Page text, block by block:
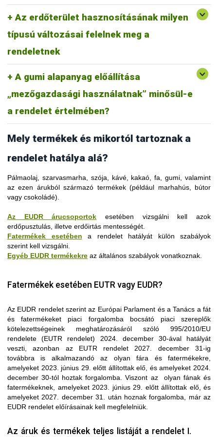
Az erdőterület hasznosításának milyen
típusú változásai felelnek meg a
rendeletnek
fogalommeghatározása nem vonatkozik az egyéb célú,
például városfejlesztés vagy infrastruktúra céljára történő
amelyet jogszerűen vágtak ki útépítés céljából, megfelel a
rendeletnek.
A gumi alapanyag előállítása
„mezőgazdasági használatnak” minősül-e
a rendelet értelmében?
szerinti „mezőgazdasági ültetvény” fogalommeghatározás alá
tartozik, amely „olyan földterület, amelyen mezőgazdasági
termelési rendszerek faállománya - így például
gyümölcsültetvények, olajpálma-ültetvények, olajfaültetvények,
agrár-erdészeti rendszerek - található”.
Ez a fogalommeghatározás magában foglalja a fától eltérő,
releváns áruk ültetvényeit. A mezőgazdasági ültetvények nem
gumifa-ültetvénnyel való helyettesítése a rendelet értelmében
erdőirtásnak minősül.
Mely termékek és mikortól tartoznak a
rendelet hatálya alá?
Pálmaolaj, szarvasmarha, szója, kávé, kakaó, fa, gumi, valamint
az ezen árukból származó termékek (például marhahús, bútor
vagy csokoládé).
Az EUDR árucsoportok esetében vizsgálni kell azok
erdőpusztulás, illetve erdőirtás mentességét.
Fatermékek esetében a rendelet hatályát külön szabályok
szerint kell vizsgálni.
Egyéb EUDR termékekre az általános szabályok vonatkoznak.
Fatermékek esetében EUTR vagy EUDR?
Az EUDR rendelet szerint az Európai Parlament és a Tanács a fát
és fatermékeket piaci forgalomba bocsátó piaci szereplők
kötelezettségeinek meghatározásáról szóló 995/2010/EU
rendelete (EUTR rendelet) 2024. december 30-ával hatályát
veszti, azonban az EUTR rendelet 2027. december 31-ig
továbbra is alkalmazandó az olyan fára és fatermékekre,
amelyeket 2023. június 29. előtt állítottak elő, és amelyeket 2024.
december 30-tól hoztak forgalomba. Viszont az olyan fának és
fatermékeknek, amelyeket 2023. június 29. előtt állítottak elő, és
amelyeket 2027. december 31. után hoznak forgalomba, már az
EUDR rendelet előírásainak kell megfelelniük.
Az áruk és termékek teljes listáját a rendelet I.
Ha a rendelet I. mellékletben szereplő termékek KN-kódja előtt
„ex” szerepel, akkor a mellékletben leírt termék a KN-kód alá
sorolható összes termék csak egy részére vonatkozik, vagyis
az annak csak egy szűkítése.
nyersanyagokból készült ülések, de a rendelet követelményei
kivitelre szánt releváns termékekre vonatkozó kockázati szintre
Az „erdőirtásmentes” meghatározás erdőpusztulással
kapcsolatos elemének való megfelelés érdekében a piaci
szereplőknek meg kell állapítaniuk, hogy az erdőtípus 2020.
december 31-én vagy azt megelőzően természetes erdő vagy
természetes úton regenerálódó erdő volt-e (ez az a két
erdőtípus, amelyre az „erdőpusztulás” meghatározás
kapcsolatos erdészeti tevékenységek, valamint a kitermelés